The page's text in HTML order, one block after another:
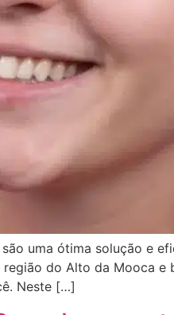
uma ótima solução e
do Alto da Mooca e
Neste […]